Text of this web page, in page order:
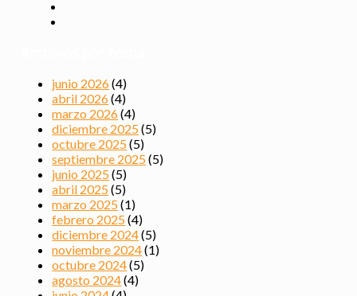
junio 2026(4)
abril 2026(4)
marzo 2026(4)
diciembre 2025(5)
octubre 2025(5)
septiembre 2025(5)
junio 2025(5)
abril 2025(5)
marzo 2025(1)
febrero 2025(4)
diciembre 2024(5)
noviembre 2024(1)
octubre 2024(5)
agosto 2024(4)